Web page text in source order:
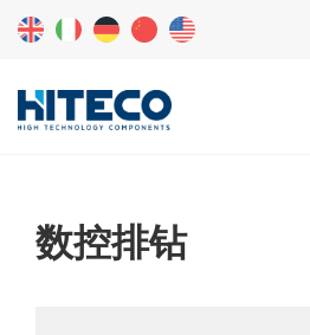
数控排钻